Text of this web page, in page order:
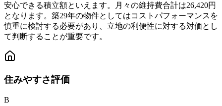
安心できる積立額といえます。月々の維持費合計は26,420円
となります。築29年の物件としてはコストパフォーマンスを
慎重に検討する必要があり、立地の利便性に対する対価とし
て判断することが重要です。
住みやすさ評価
B